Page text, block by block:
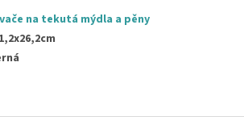
na tekutá mýdla a pěny